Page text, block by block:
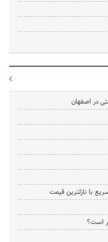
در اصفهان
با نازلترین قیمت
است؟